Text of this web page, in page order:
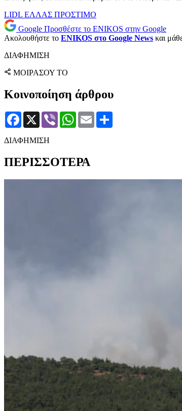
LIDL ΕΛΛΑΣ ΠΡΟΣΤΙΜΟ
Google Προσθέστε το ENIKOS στην Google
Ακολουθήστε το ENIKOS στο Google News και
ΔΙΑΦΗΜΙΣΗ
ΜΟΙΡΑΣΟΥ ΤΟ
Κοινοποίηση άρθρου
Facebook
X Viber WhatsApp
Email
ΔΙΑΦΗΜΙΣΗ
ΠΕΡΙΣΣΟΤΕΡΑ